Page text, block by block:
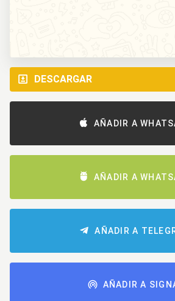
DESCARGAR
AÑADIR A
AÑADIR A
AÑADIR A
AÑADIR A